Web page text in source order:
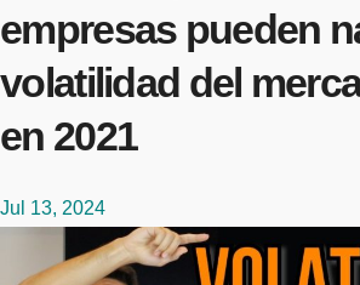
empresas pueden
volatilidad del
en 2021
Jul 13, 2024